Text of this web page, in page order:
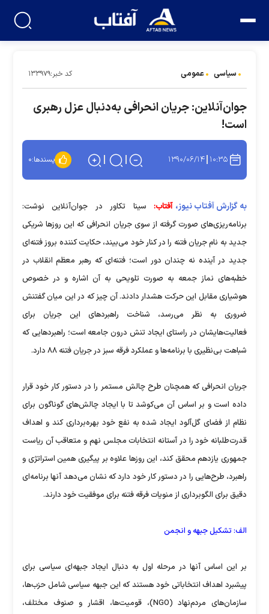
سیاسی عمومی کد خبر:۱۳۳۹۷۹
جوان‌آنلاین: جریان انحرافی به‌دنبال عزل رهبری
است!
۱۰:۳۵ ۱۳۹۰/۰۶/۱۴ پسندها:۰
به گزارش آفتاب نیوز، آفتاب: سینا تکاور در جوان‌آنلاین نوشت:
برنامه‌ریزی‌های صورت گرفته از سوی جریان انحرافی که این روزها شریکی
جدید به نام جریان فتنه را در کنار خود می‌بیند، حکایت کننده بروز فتنه‌ای
جدید در آینده نه چندان دور است؛ فتنه‌ای که رهبر معظم انقلاب در
خطبه‌های نماز جمعه به صورت تلویحی به آن اشاره و در خصوص
هوشیاری مقابل این حرکت هشدار دادند. آن چیز که در این میان گفتنش
ضروری به نظر می‌رسد، شناخت راهبردهای این جریان برای
فعالیت‌هایشان در راستای ایجاد تنش درون جامعه است؛ راهبردهایی که
شباهت بی‌نظیری با برنامه‌ها و عملکرد فرقه سبز در جریان فتنه ۸۸ دارد.
جریان انحرافی که همچنان طرح چالش مستمر را در دستور کار خود قرار
داده است و بر اساس آن می‌کوشد تا با ایجاد چالش‌های گوناگون برای
نظام از فضای گل‌آلود ایجاد شده به نفع خود بهره‌برداری کند و اهداف
قدرت‌طلبانه خود را در آستانه انتخابات مجلس نهم و متعاقب آن ریاست
جمهوری یازدهم محقق کند، این روزها علاوه بر پیگیری همین استراتژی و
راهبرد، طرح‌هایی را در دستور کار خود دارد که نشان می‌دهد آنها برنامه‌ای
دقیق برای الگو‌برداری از منویات فرقه فتنه برای موفقیت خود دارند.
الف: تشکیل جبهه و انجمن
بر این اساس آنها در مرحله اول به دنبال ایجاد جبهه‌ای سیاسی برای
پیشبرد اهداف انتخاباتی خود هستند که این جبهه سیاسی شامل حزب‌ها،
سازمان‌های مردم‌نهاد (NGO)، قومیت‌ها، اقشار و صنوف مختلف،